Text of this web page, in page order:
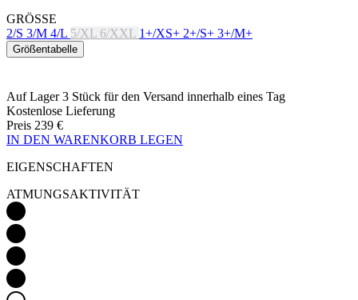
GRÖSSE
2/S 3/M 4/L 5/XL 6/XXL 1+/XS+ 2+/S+ 3+/M+
Größentabelle
Auf Lager 3 Stück für den Versand innerhalb eines Tag
Kostenlose Lieferung
Preis 239 €
IN DEN WARENKORB LEGEN
EIGENSCHAFTEN
ATMUNGSAKTIVITÄT